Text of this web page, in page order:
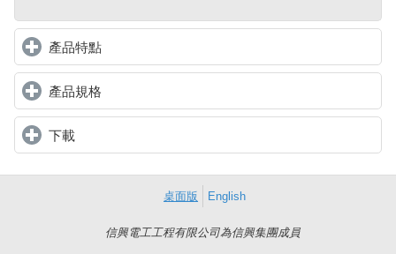
產品特點click to expand contents
產品規格
下載click to expand contents
桌面版 English
信興電工工程有限公司為信興集團成員